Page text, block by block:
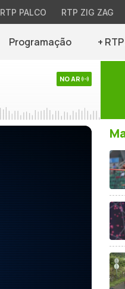
RTP PALCO RTP ZIG ZAG
Programação +
NO AR